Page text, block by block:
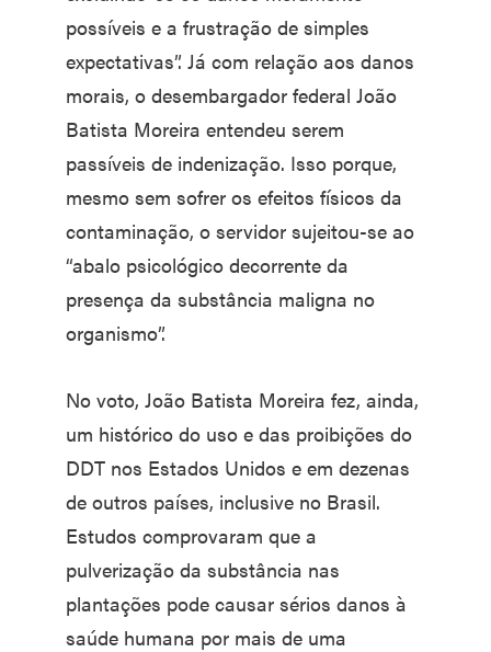
possíveis e a frustração de simples
expectativas”. Já com relação aos danos
morais, o desembargador federal João
Batista Moreira entendeu serem
passíveis de indenização. Isso porque,
mesmo sem sofrer os efeitos físicos da
contaminação, o servidor sujeitou-se ao
“abalo psicológico decorrente da
presença da substância maligna no
organismo”.
No voto, João Batista Moreira fez, ainda,
um histórico do uso e das proibições do
DDT nos Estados Unidos e em dezenas
de outros países, inclusive no Brasil.
Estudos comprovaram que a
pulverização da substância nas
plantações pode causar sérios danos à
saúde humana por mais de uma